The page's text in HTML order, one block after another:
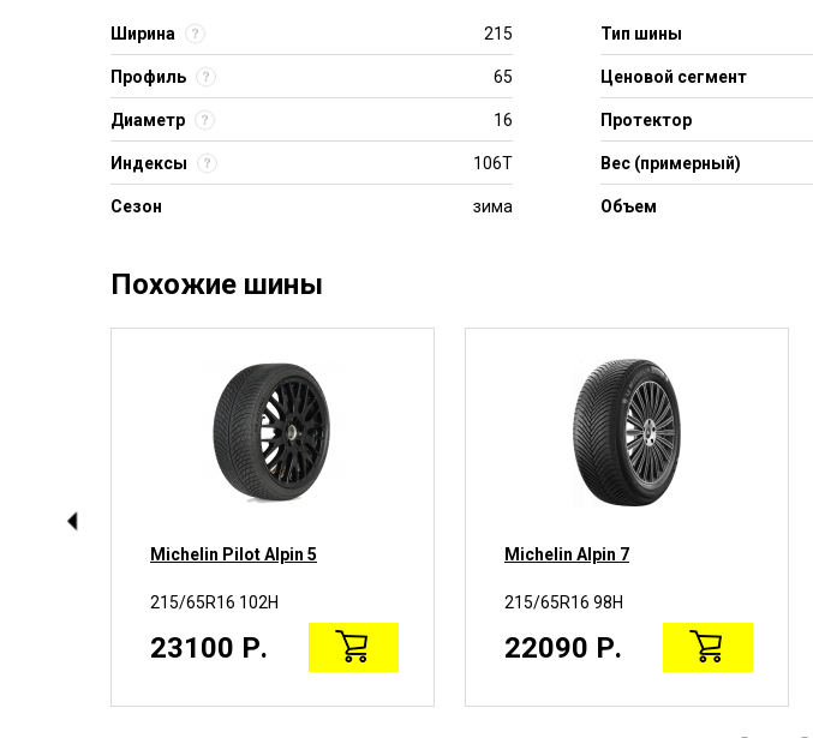
Ширина 215
Профиль 65
Диаметр 16
Индексы 106T
Сезон зима
Тип шины
Ценовой сегмент
Протектор
Вес (примерный)
Объем
Похожие шины
Michelin Pilot Alpin 5
215/65R16 102H
23100 Р.
Michelin Alpin 7
215/65R16 98H
22090 Р.